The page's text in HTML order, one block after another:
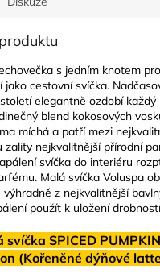
s jedním knotem
jako cestovní svíčka.
elegantně ozdobí každý
blend kokosových
míchá a patří mezi
zality nejkvalitnější přírodní
svíčka do interiéru
Malá svíčka Voluspa
z nejkvalitnější
použít k uložení
SPICED
(Kořeněné dýňové